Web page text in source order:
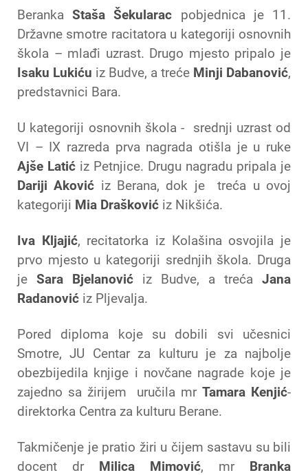
BerankaStaša Šekularac pobjednica je 11.
Državne smotre racitatora u kategoriji osnovnih
škola – mlađi uzrast. Drugo mjesto pripalo je
Isaku Lukiću iz Budve, a treće Minji Dabanović,
predstavnici Bara.
U kategoriji osnovnih škola - srednji uzrast od
VI – IX razreda prva nagrada otišla je u ruke
Ajše Latić iz Petnjice. Drugu nagradu pripala je
Dariji Aković iz Berana, dok je treća u ovoj
kategoriji Mia Drašković iz Nikšića.
Iva Кljajić, recitatorka iz Кolašina osvojila je
prvo mjesto u kategoriji srednjih škola. Druga
je Sara Bjelanović iz Budve, a treća Jana
Radanović iz Pljevalja.
Pored diploma koje su dobili svi učesnici
Smotre, JU Centar za kulturu je za najbolje
obezbijedila knjige i novčane nagrade koje je
zajedno sa žirijem uručila mrTamara Кenjić-
direktorka Centra za kulturu Berane.
Takmičenje je pratio žiri u čijem sastavu su bili
docent dr Milica Mimović, mr Branka